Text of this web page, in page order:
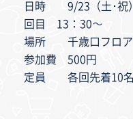
日時 9/23（土･祝
回目 13：30～
場所 千歳口フロア
参加費 500円
定員 各回先着10